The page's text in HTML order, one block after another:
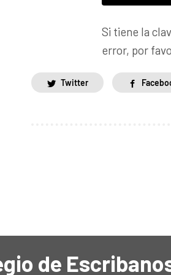
Si tiene la
error, por
Twitter
de